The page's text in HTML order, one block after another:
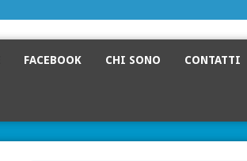
FACEBOOK CHI SONO CONTATTI